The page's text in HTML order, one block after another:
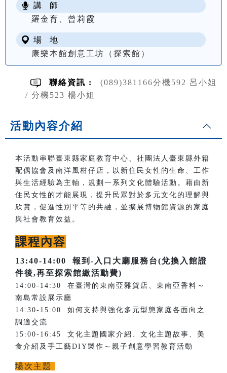
講 師
羅金育、曾莉霞
場 地
康樂本館創意工坊（探索館）
聯絡資訊 :
(089)381166分機592 呂小姐
/ 分機523 楊小姐
活動內容介紹
本活動串聯臺東縣家庭教育中心、社團法人臺東縣外籍
配偶協會及南洋風柑仔店，以新住民女性的生命、工作
與生活經驗為主軸，規劃一系列文化體驗活動。藉由新
住民女性的才能展現，提升民眾對於多元文化的理解與
欣賞，促進性別平等的共融，並擴展博物館資源的家庭
與社會教育效益。
課程內容
13:40-14:00
報到-入口大廳服務台(兌換入館證
件後,再至探索館繳活動費)
14:00-14:30 在臺灣的東南亞雜貨店、東南亞香料～
南島常設展示廳
14:30-15:00 如何支持與強化多元型態家庭各面向之
調適交流
15:00-16:45 文化主題國家介紹、文化主題故事、美
食介紹及手工藝DIY製作～親子創意學習教育活動
場次主題